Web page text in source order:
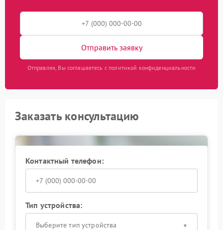
Отправить заявку
Отправляя, Вы соглашаетесь с политикой конфиденциальности
Заказать консультацию
Контактный телефон:
Тип устройства:
Выберите тип устройства